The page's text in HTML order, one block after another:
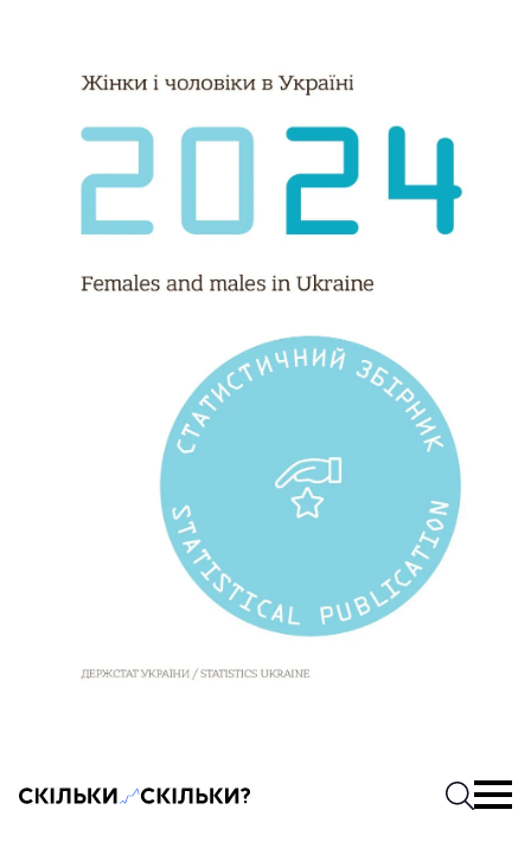
Скільки-скільки? — Медіа про суспільні даніПочати